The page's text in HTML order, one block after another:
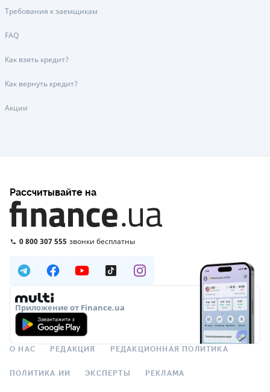
Требования к заемщикам
FAQ
Как взять кредит?
Как вернуть кредит?
Акции
Рассчитывайте на
0 800 307 555 звонки бесплатны
Приложение от Finance.ua
О НАС РЕДАКЦИЯ РЕДАКЦИОННАЯ ПОЛИТИКА
ПОЛИТИКА ИИ ЭКСПЕРТЫ РЕКЛАМА